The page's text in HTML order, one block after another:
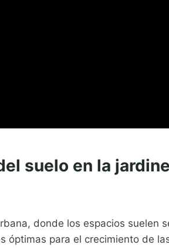
suelo en la
donde los espacios suelen
óptimas para el crecimiento de